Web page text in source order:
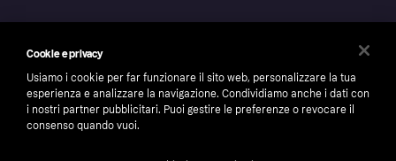
Cookie e privacy
Usiamo i cookie per far funzionare il sito web, personalizzare la tua
esperienza e analizzare la navigazione. Condividiamo anche i dati con
i nostri partner pubblicitari. Puoi gestire le preferenze o revocare il
consenso quando vuoi.